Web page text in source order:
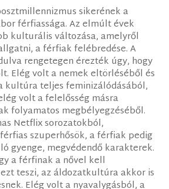
sikerének a
férfiassága. Az elmúlt évek
kulturális változása, amelyről
a férfiak felébredése. A
rengetegen érezték úgy, hogy
Elég volt a nemek eltörléséből és
kultúra teljes feminizálódásából,
volt a felelősség másra
folyamatos megbélyegzéséből.
Netflix sorozatokból,
szuperhősök, a férfiak pedig
gyenge, megvédendő karakterek.
a férfinak a nővel kell
teszi, az áldozatkultúra akkor is
Elég volt a nyavalygásból, a